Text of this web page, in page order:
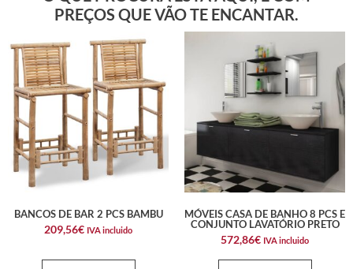
PREÇOS QUE VÃO TE ENCANTAR.
BANCOS DE BAR 2 PCS BAMBU
209,56€ IVA incluido
MÓVEIS CASA DE BANHO 8 PCS E
CONJUNTO LAVATÓRIO PRETO
572,86€ IVA incluido